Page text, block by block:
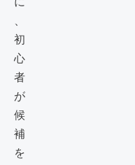
、
初
心
者
が
候
補
を